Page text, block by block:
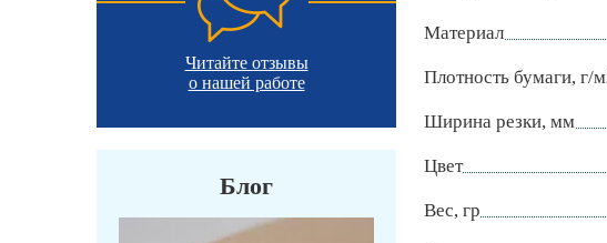
Читайте отзывы
о нашей работе
Блог
Материал
Плотность бумаги, г/
Ширина резки, мм
Цвет
Вес, гр